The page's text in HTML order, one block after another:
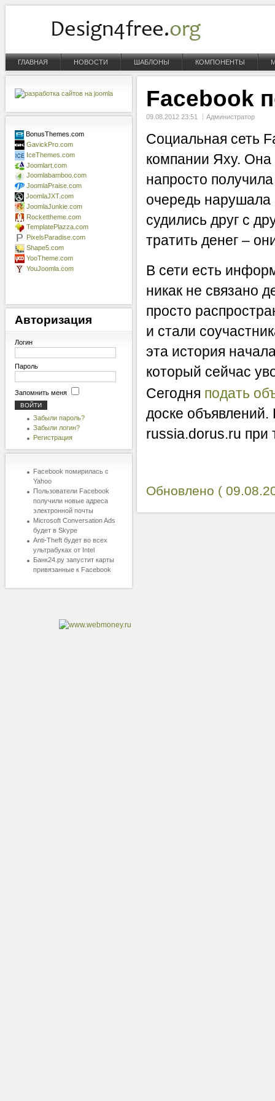
ГЛАВНАЯ НОВОСТИ ШАБЛОНЫ КОМПОНЕНТЫ
Facebook
09.08.2012 23:51 Администратор
Социальная сеть
компании Яху. Она
напросто
очередь нарушала
судились друг с
тратить денег –
В сети есть
никак не связано
просто
и стали
эта история
который сейчас
Сегодня подать
доске
russia.dorus.ru при
Обновлено (
BonusThemes.com
GavickPro.com
IceThemes.com
Joomlart.com
Joomlabamboo.com
JoomlaPraise.com
JoomlaJXT.com
JoomlaJunkie.com
Rockettheme.com
TemplatePlazza.com
PixelsParadise.com
Shape5.com
YooTheme.com
YouJoomla.com
Авторизация
Логин
Пароль
Запомнить меня
Забыли пароль?
Забыли логин?
Регистрация
Facebook помирилась с
Yahoo
Пользователи Facebook
получили новые адреса
электронной почты
Microsoft Conversation Ads
будет в Skype
Anti-Theft будет во всех
ультрабуках от Intel
Банк24.ру запустит карты
привязанные к Facebook